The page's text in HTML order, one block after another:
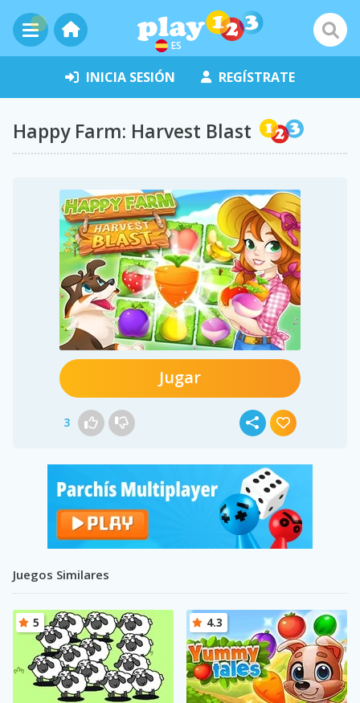
ES
INICIA SESIÓN REGÍSTRATE
Happy Farm: Harvest Blast
Jugar
3
Juegos Similares
5 4.3